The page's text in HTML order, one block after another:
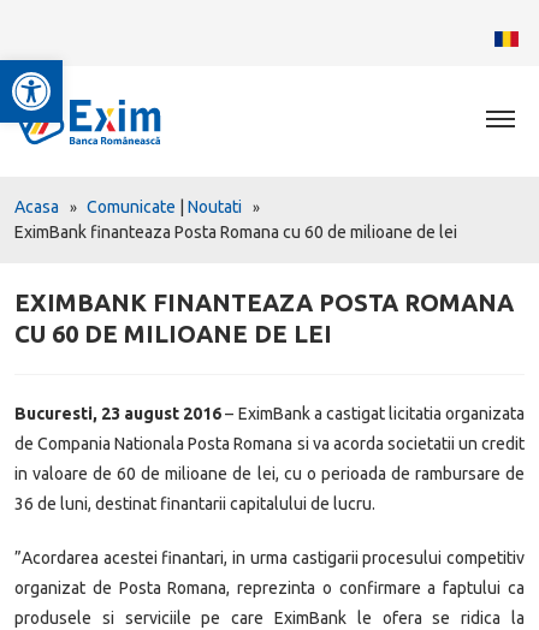
Deschide bara de unelte
Acasa Comunicate
Noutati
EximBank finanteaza Posta Romana cu 60 de milioane de lei
EXIMBANK FINANTEAZA POSTA ROMANA
CU 60 DE MILIOANE DE LEI
Bucuresti, 23 august 2016– EximBank a castigat licitatia organizata
de Compania Nationala Posta Romana si va acorda societatii un credit
in valoare de 60 de milioane de lei, cu o perioada de rambursare de
36 de luni, destinat finantarii capitalului de lucru.
”Acordarea acestei finantari, in urma castigarii procesului competitiv
organizat de Posta Romana, reprezinta o confirmare a faptului ca
produsele si serviciile pe care EximBank le ofera se ridica la